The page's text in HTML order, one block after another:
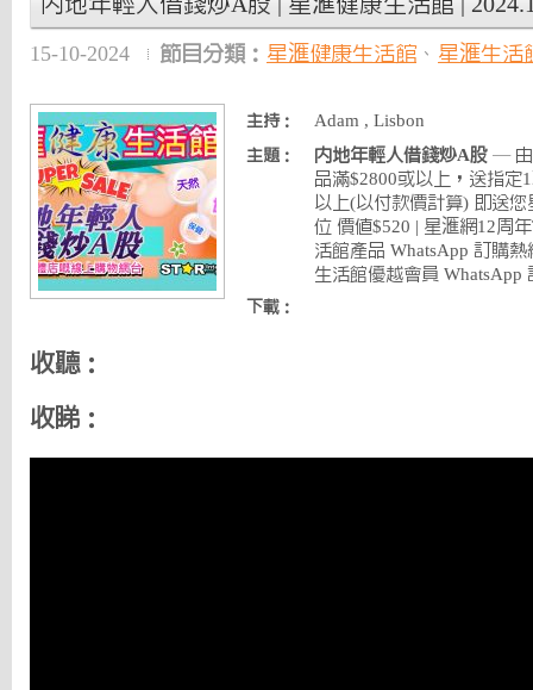
內地年輕人借錢炒A股 | 星滙健康生活館 |
15-10-2024 節目分類： 星滙健康生活館、 星滙生活
主持： Adam , Lisbon
主題： 內地年輕人借錢炒A股 — 由
品滿$2800或以上，送指定
以上(以付款價計算) 即送
位 價值$520 | 星滙網12周
活館產品 WhatsApp 訂購
生活館優越會員 WhatsApp
下載：
收聽：
收睇：